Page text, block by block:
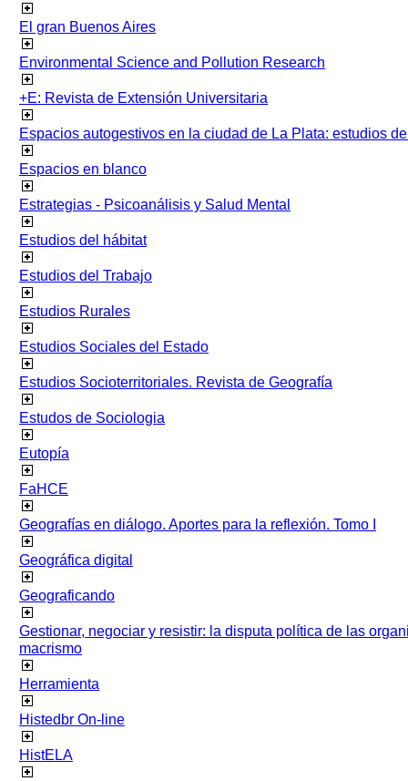
El gran Buenos Aires
Environmental Science and Pollution Research
+E: Revista de Extensión Universitaria
Espacios autogestivos en la ciudad de La Plata: estudios
Espacios en blanco
Estrategias - Psicoanálisis y Salud Mental
Estudios del hábitat
Estudios del Trabajo
Estudios Rurales
Estudios Sociales del Estado
Estudios Socioterritoriales. Revista de Geografía
Estudos de Sociologia
Eutopía
FaHCE
Geografías en diálogo. Aportes para la reflexión. Tomo I
Geográfica digital
Geograficando
Gestionar, negociar y resistir: la disputa política de las
macrismo
Herramienta
Histedbr On-line
HistELA